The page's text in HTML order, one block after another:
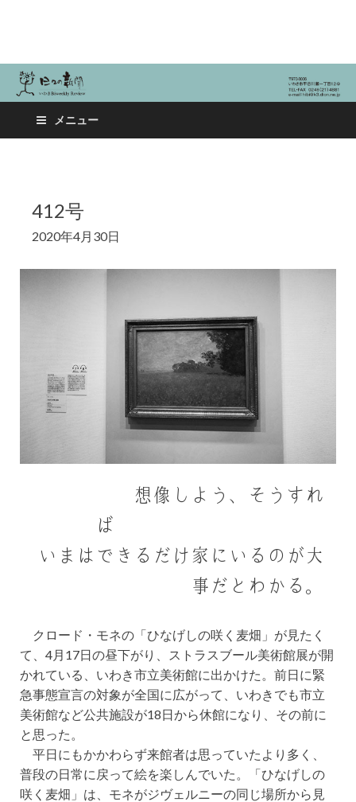
日々の新聞
メニュー
412号
2020年4月30日
想像しよう、そうすれ
ば
いまはできるだけ家にいるのが大
事だとわかる。
クロード・モネの「ひなげしの咲く麦畑」が見たく
て、4月17日の昼下がり、ストラスブール美術館展が開
かれている、いわき市立美術館に出かけた。前日に緊
急事態宣言の対象が全国に広がって、いわきでも市立
美術館など公共施設が18日から休館になり、その前に
と思った。
平日にもかかわらず来館者は思っていたより多く、
普段の日常に戻って絵を楽しんでいた。「ひなげしの
咲く麦畑」は、モネがジヴェルニーの同じ場所から見